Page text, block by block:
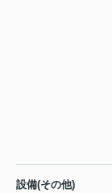
設備(その他)